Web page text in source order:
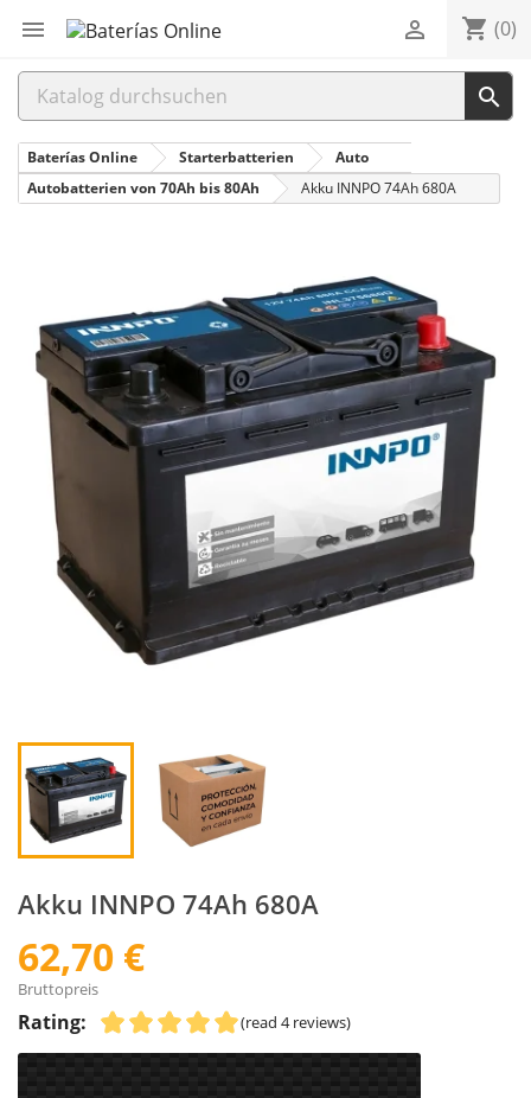
 shopping_cart (0)


Baterías Online Starterbatterien
Auto
Autobatterien von 70Ah bis 80Ah
Akku INNPO 74Ah 680A
Akku INNPO 74Ah 680A
62,70 €
Bruttopreis
Rating: (read 4 reviews)